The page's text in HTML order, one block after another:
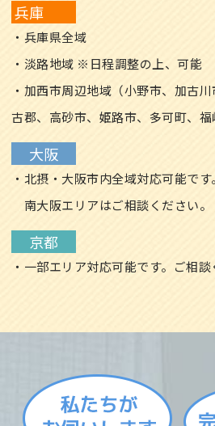
兵庫
・兵庫県全域
・淡路地域 ※日程調整の上、可能
・加西市周辺地域（小野市、加古
古郡、高砂市、姫路市、多可町、福
大阪
・北摂・大阪市内全域対応可能です。
南大阪エリアはご相談ください。
京都
・一部エリア対応可能です。ご相談